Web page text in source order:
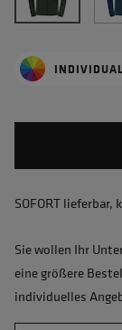
SOFORT
Sie wollen Ihr
eine größere
individuelles